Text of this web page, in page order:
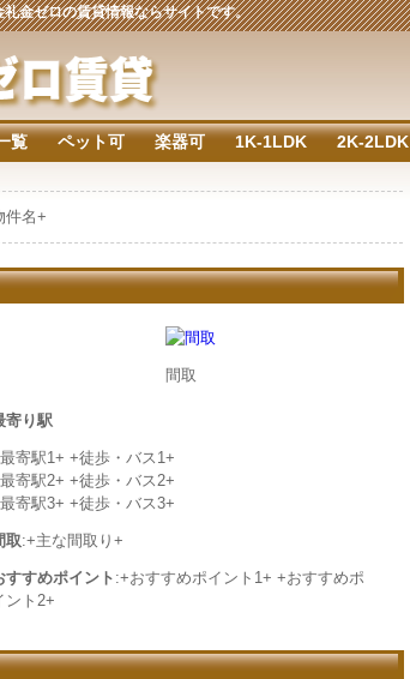
金ゼロの賃貸情報ならサイトです。
覧 ペット可 楽器可 1K-1LDK 2K-2LDK
件名+
間取
寄り駅
寄駅1+ +徒歩・バス1+
寄駅2+ +徒歩・バス2+
寄駅3+ +徒歩・バス3+
取:+主な間取り+
すすめポイント :+おすすめポイント1+ +おすすめポ
ント2+